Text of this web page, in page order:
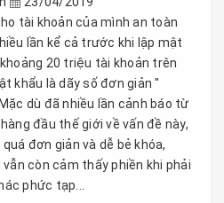
tài khoản của mình an toàn
lần kể cả trước khi lập mật
20 triệu tài khoản trên
khẩu là dãy số đơn giản "
dù đã nhiều lần cảnh báo từ
đầu thế giới về vấn đề này,
đơn giản và dễ bẻ khóa,
còn cảm thấy phiền khi phải
phức tạp...